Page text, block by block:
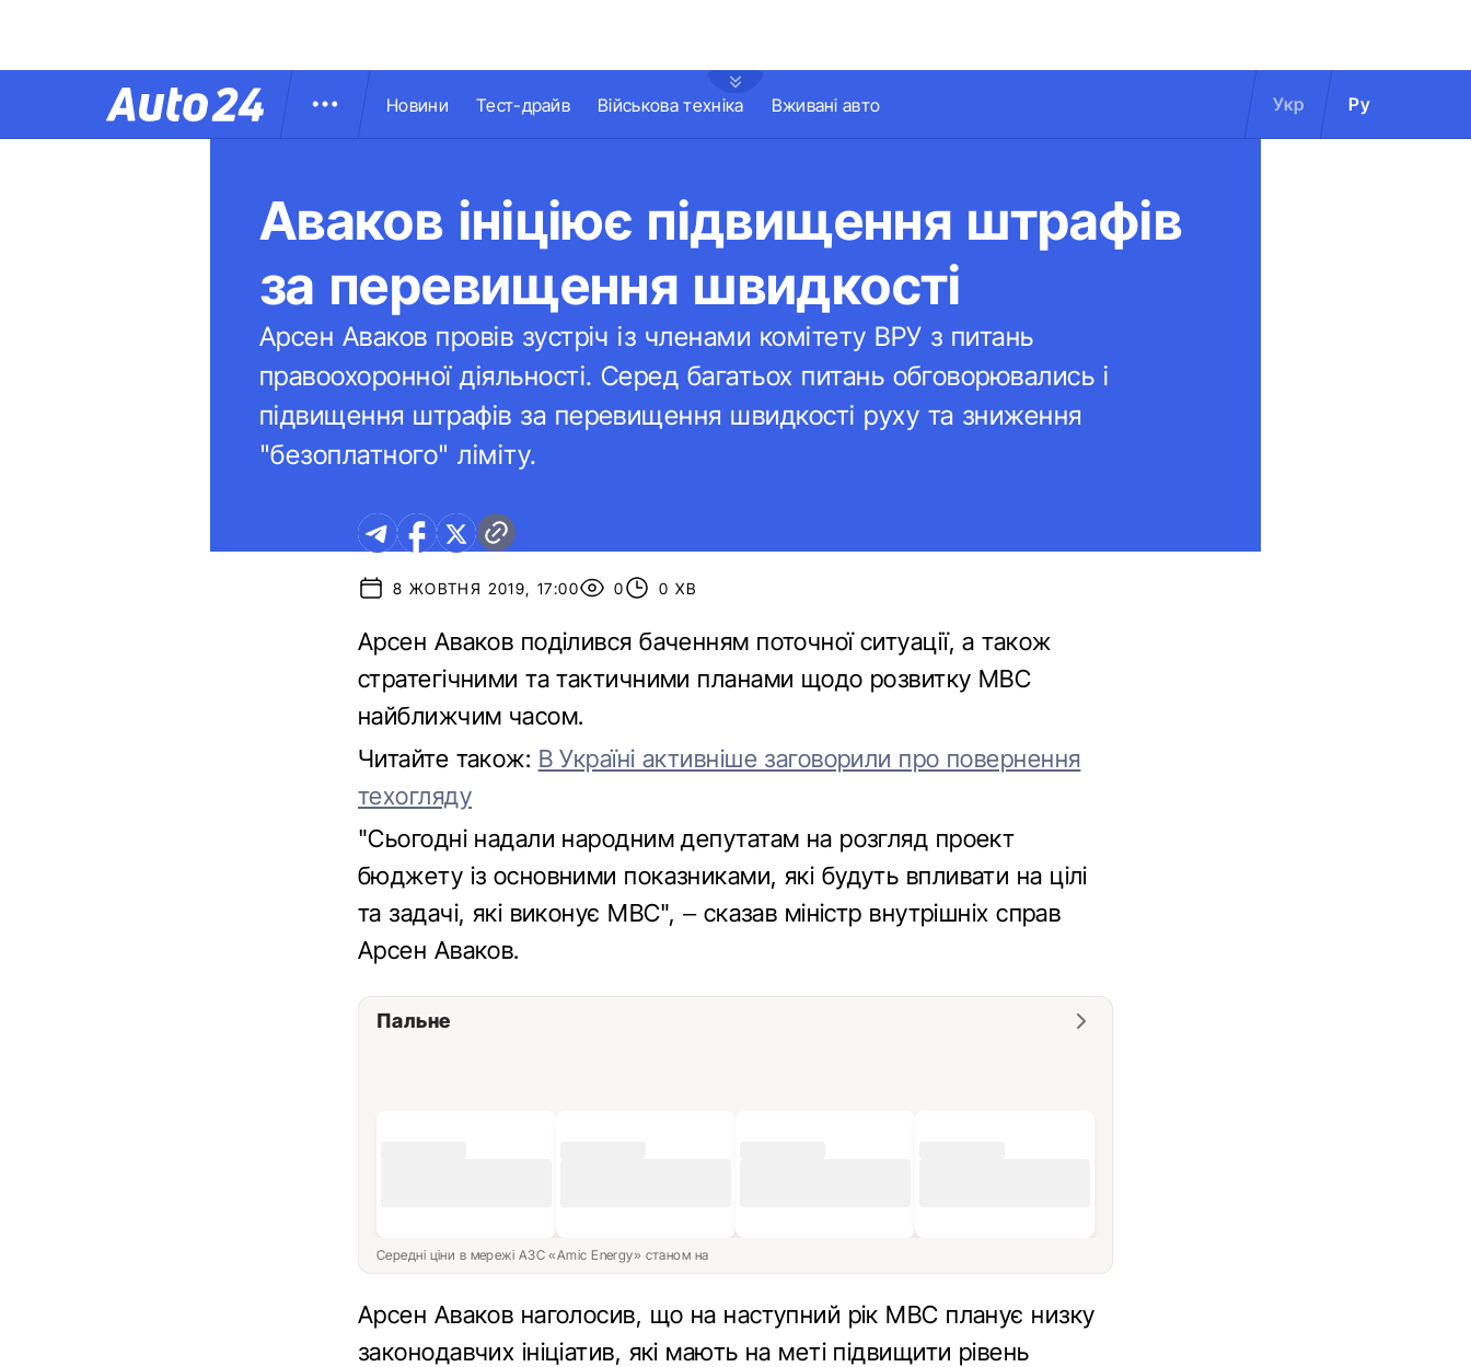
Новини Тест-драйв Військова техніка Вживані авто Укр Ру
Аваков ініціює підвищення штрафів
за перевищення швидкості
Арсен Аваков провів зустріч із членами комітету ВРУ з питань
правоохоронної діяльності. Серед багатьох питань обговорювались і
підвищення штрафів за перевищення швидкості руху та зниження
"безоплатного" ліміту.
8 ЖОВТНЯ 2019, 17:00 0 0 ХВ
Арсен Аваков поділився баченням поточної ситуації, а також
стратегічними та тактичними планами щодо розвитку МВС
найближчим часом.
Читайте також: В Україні активніше заговорили про повернення
техогляду
"Сьогодні надали народним депутатам на розгляд проект
бюджету із основними показниками, які будуть впливати на цілі
та задачі, які виконує МВС", – сказав міністр внутрішніх справ
Арсен Аваков.
Пальне
Середні ціни в мережі АЗС «Amic Energy» станом на
Арсен Аваков наголосив, що на наступний рік МВС планує низку
законодавчих ініціатив, які мають на меті підвищити рівень